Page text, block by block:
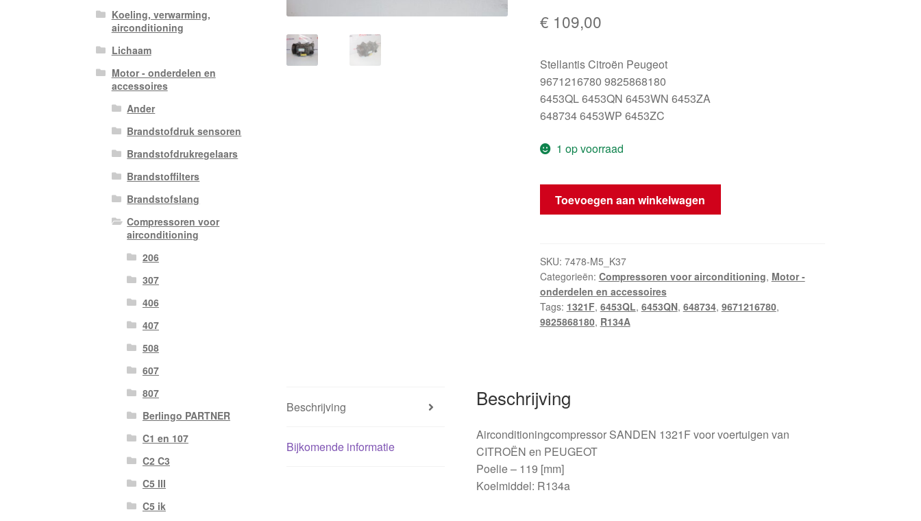
€ 109,00
Stellantis Citroën Peugeot
9671216780 9825868180
6453QL 6453QN 6453WN 6453ZA
648734 6453WP 6453ZC
1 op voorraad
Airconditioningcompressor
Sanden
9671216780
9825868180
648734
aantal
Toevoegen aan winkelwagen
SKU: 7478-M5_K37
Categorieën: Compressoren voor airconditioning, Motor -
onderdelen en accessoires
Tags: 1321F, 6453QL, 6453QN, 648734, 9671216780,
9825868180, R134A
Beschrijving
Bijkomende informatie
Beschrijving
Airconditioningcompressor SANDEN 1321F voor voertuigen van
CITROËN en PEUGEOT
Poelie – 119 [mm]
Koelmiddel: R134a
Koeling, verwarming,
airconditioning
Lichaam
Motor - onderdelen en
accessoires
Ander
Brandstofdruk sensoren
Brandstofdrukregelaars
Brandstoffilters
Brandstofslang
Compressoren voor
airconditioning
206
307
406
407
508
607
807
Berlingo PARTNER
C1 en 107
C2 C3
C5 III
C5 ik